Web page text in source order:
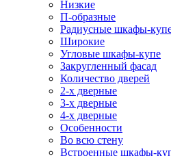
Низкие
П-образные
Радиусные шкафы-
Широкие
Угловые шкафы-купе
Закругленный фасад
Количество дверей
2-х дверные
3-х дверные
4-х дверные
Особенности
Во всю стену
Встроенные шкафы-